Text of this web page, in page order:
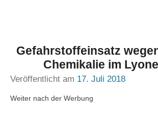
Gefahrstoffeinsatz
Chemikalie im
Veröffentlicht am 17. Juli 2018
Weiter nach der Werbung